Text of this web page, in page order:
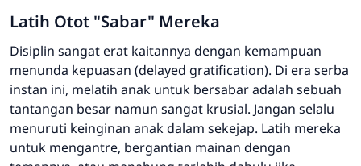
Latih Otot "Sabar" Mereka
Disiplin sangat erat kaitannya dengan kemampuan
menunda kepuasan (delayed gratification). Di era serba
instan ini, melatih anak untuk bersabar adalah sebuah
tantangan besar namun sangat krusial. Jangan selalu
menuruti keinginan anak dalam sekejap. Latih mereka
untuk mengantre, bergantian mainan dengan